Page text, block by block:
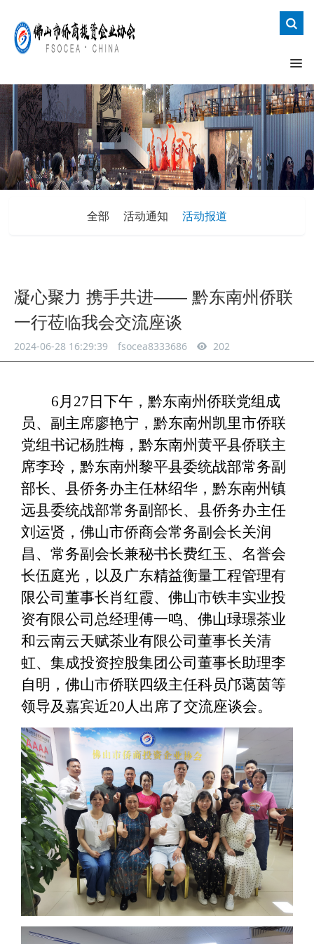
全部 活动通知 活动报道
凝心聚力 携手共进—— 黔东南州侨联
一行莅临我会交流座谈
2024-06-28 16:29:39 fsocea8333686 202
6月27 日下午，黔东南州侨联党组成
员、副主席廖艳宁，黔东南州凯里市侨联
党组书记杨胜梅，黔东南州黄平县侨联主
席李玲，黔东南州黎平县委统战部常务副
部长、县侨务办主任林绍华，黔东南州镇
远县委统战部常务副部长、县侨务办主任
刘运贤，佛山市侨商会常务副会长关润
昌、常务副会长兼秘书长费红玉、名誉会
长伍庭光，以及广东精益衡量工程管理有
限公司董事长肖红霞、佛山市铁丰实业投
资有限公司总经理傅一鸣、佛山琭璟茶业
和云南云天赋茶业有限公司董事长关清
虹、集成投资控股集团公司董事长助理李
自明，佛山市侨联四级主任科员邝蔼茵等
领导及嘉宾近20人出席了交流座谈会。